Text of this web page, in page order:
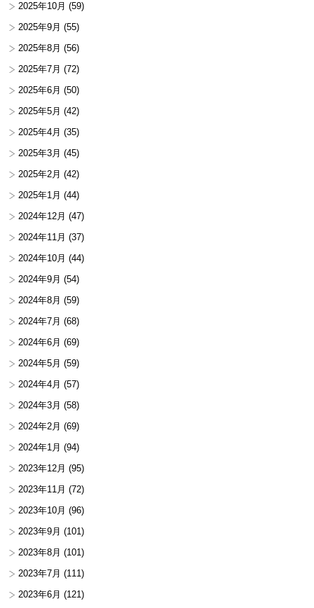
2025年10月 (59)
2025年9月 (55)
2025年8月 (56)
2025年7月 (72)
2025年6月 (50)
2025年5月 (42)
2025年4月 (35)
2025年3月 (45)
2025年2月 (42)
2025年1月 (44)
2024年12月 (47)
2024年11月 (37)
2024年10月 (44)
2024年9月 (54)
2024年8月 (59)
2024年7月 (68)
2024年6月 (69)
2024年5月 (59)
2024年4月 (57)
2024年3月 (58)
2024年2月 (69)
2024年1月 (94)
2023年12月 (95)
2023年11月 (72)
2023年10月 (96)
2023年9月 (101)
2023年8月 (101)
2023年7月 (111)
2023年6月 (121)